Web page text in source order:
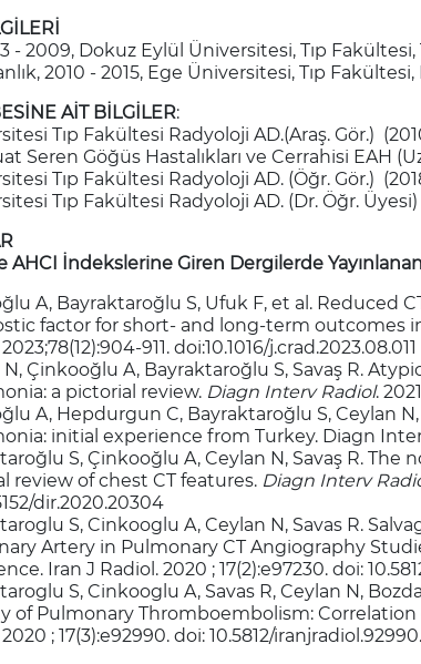
- 2009, Dokuz Eylül Üniversitesi, Tıp
2010 - 2015, Ege Üniversitesi, Tıp
AİT BİLGİLER:
Tıp Fakültesi Radyoloji AD.(Araş. Gör.)
Seren Göğüs Hastalıkları ve Cerrahisi EAH
Tıp Fakültesi Radyoloji AD. (Öğr. Gör.)
Tıp Fakültesi Radyoloji AD. (Dr. Öğr.
AHCI İndekslerine Giren Dergilerde
A, Bayraktaroğlu S, Ufuk F, et al. Reduced
factor for short- and long-term outcomes
911. doi:10.1016/j.crad.2023.08.011
Çinkooğlu A, Bayraktaroğlu S, Savaş R.
a pictorial review. Diagn Interv Radiol.
A, Hepdurgun C, Bayraktaroğlu S, Ceylan
initial experience from Turkey. Diagn
S, Çinkooğlu A, Ceylan N, Savaş R. The
review of chest CT features. Diagn Interv
dir.2020.20304
S, Cinkooglu A, Ceylan N, Savas R.
Artery in Pulmonary CT Angiography
Iran J Radiol. 2020 ; 17(2):e97230. doi:
S, Cinkooglu A, Savas R, Ceylan N,
of Pulmonary Thromboembolism:
; 17(3):e92990. doi: 10.5812/